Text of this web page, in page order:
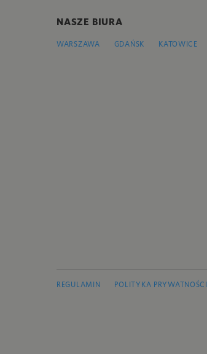
NASZE BIURA
WARSZAWA GDAŃSK KATOWICE
REGULAMIN POLITYKA PRYWATNOŚCI